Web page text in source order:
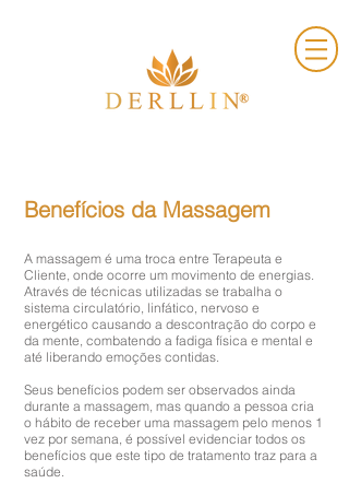
Benefícios da Massagem
A massagem é uma troca entre Terapeuta e
Cliente, onde ocorre um movimento de energias.
Através de técnicas utilizadas se trabalha o
sistema circulatório, linfático, nervoso e
energético causando a descontração do corpo e
da mente, combatendo a fadiga física e mental e
até liberando emoções contidas.
Seus benefícios podem ser observados ainda
durante a massagem, mas quando a pessoa cria
o hábito de receber uma massagem pelo menos 1
vez por semana, é possível evidenciar todos os
benefícios que este tipo de tratamento traz para a
saúde.